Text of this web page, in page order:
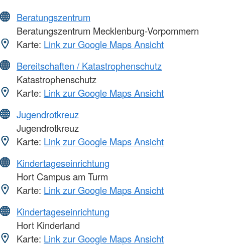
Beratungszentrum
Beratungszentrum Mecklenburg-Vorpommern
Karte: Link zur Google Maps Ansicht
Bereitschaften / Katastrophenschutz
Katastrophenschutz
Karte: Link zur Google Maps Ansicht
Jugendrotkreuz
Jugendrotkreuz
Karte: Link zur Google Maps Ansicht
Kindertageseinrichtung
Hort Campus am Turm
Karte: Link zur Google Maps Ansicht
Kindertageseinrichtung
Hort Kinderland
Karte: Link zur Google Maps Ansicht